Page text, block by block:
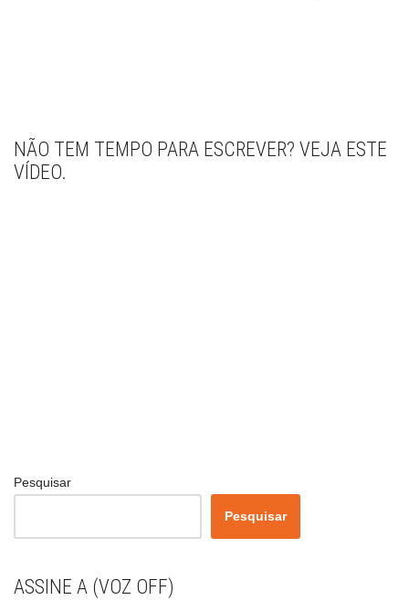
NÃO TEM TEMPO PARA ESCREVER? VEJA ESTE
VÍDEO.
Pesquisar
Pesquisar
ASSINE A (VOZ OFF)